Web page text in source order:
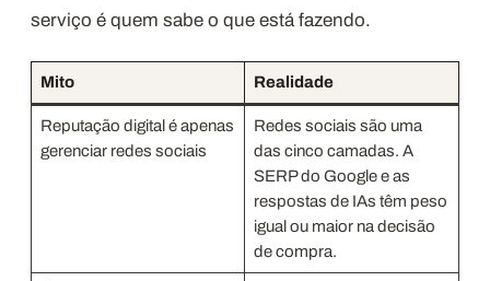
serviço é quem sabe o que está fazendo.
Mito Realidade
Reputação digital é apenas
gerenciar redes sociais
Redes sociais são uma
das cinco camadas. A
SERP do Google e as
respostas de IAs têm peso
igual ou maior na decisão
de compra.